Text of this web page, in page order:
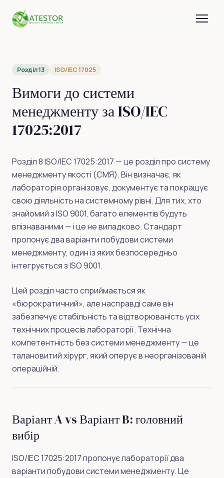
Розділ 13 ISO/IEC 17025
Вимоги до системи
менеджменту за ISO/IEC
17025:2017
Розділ 8 ISO/IEC 17025:2017 — це розділ про систему
менеджменту якості (СМЯ). Він визначає, як
лабораторія організовує, документує та покращує
свою діяльність на системному рівні. Для тих, хто
знайомий з ISO 9001, багато елементів будуть
впізнаваними — і це не випадково. Стандарт
пропонує два варіанти побудови системи
менеджменту, один із яких безпосередньо
інтегрується з ISO 9001.
Цей розділ часто сприймається як
«бюрократичний», але насправді саме він
забезпечує стабільність та відтворюваність усіх
технічних процесів лабораторії. Технічна
компетентність без системи менеджменту — це
талановитий хірург, який оперує в неорганізованій
операційній.
Варіант A vs Варіант B: головний
вибір
ISO/IEC 17025:2017 пропонує лабораторії два
варіанти побудови системи менеджменту. Це